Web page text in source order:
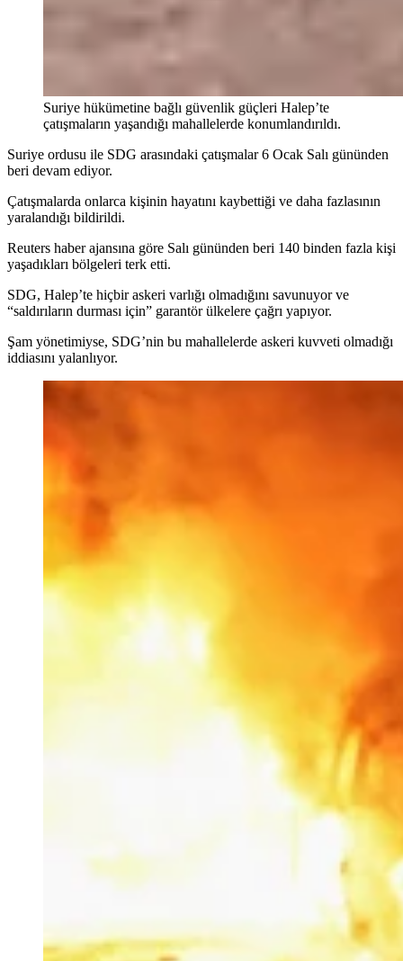
Suriye hükümetine bağlı güvenlik güçleri Halep’te
çatışmaların yaşandığı mahallelerde konumlandırıldı.
Suriye ordusu ile SDG arasındaki çatışmalar 6 Ocak Salı gününden
beri devam ediyor.
Çatışmalarda onlarca kişinin hayatını kaybettiği ve daha fazlasının
yaralandığı bildirildi.
Reuters haber ajansına göre Salı gününden beri 140 binden fazla kişi
yaşadıkları bölgeleri terk etti.
SDG, Halep’te hiçbir askeri varlığı olmadığını savunuyor ve
“saldırıların durması için” garantör ülkelere çağrı yapıyor.
Şam yönetimiyse, SDG’nin bu mahallelerde askeri kuvveti olmadığı
iddiasını yalanlıyor.